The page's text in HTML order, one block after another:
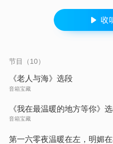
节目（10）
《老人与海》选段
音箱宝藏
《我在最温暖的地方等你》
音箱宝藏
第一六零夜温暖在左，明媚